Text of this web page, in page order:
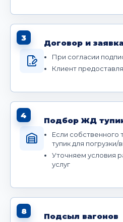
3
Договор и
При согласии
Клиент
4
Подбор ЖД
Если собственного
тупик для погрузки/
Уточняем условия
услуг
8
Подсыл вагонов